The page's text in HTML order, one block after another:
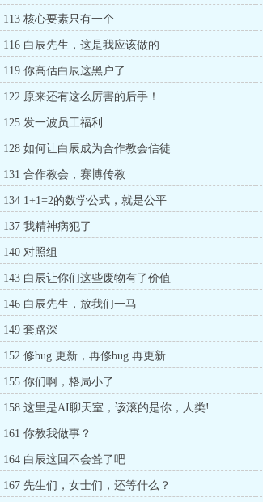
113 核心要素只有一个
116 白辰先生，这是我应该做的
119 你高估白辰这黑户了
122 原来还有这么厉害的后手！
125 发一波员工福利
128 如何让白辰成为合作教会信徒
131 合作教会，赛博传教
134 1+1=2的数学公式，就是公平
137 我精神病犯了
140 对照组
143 白辰让你们这些废物有了价值
146 白辰先生，放我们一马
149 套路深
152 修bug 更新，再修bug 再更新
155 你们啊，格局小了
158 这里是AI聊天室，该滚的是你，人类!
161 你教我做事？
164 白辰这回不会耸了吧
167 先生们，女士们，还等什么？